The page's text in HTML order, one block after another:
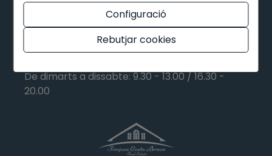
Dilluns: 9.30 - 13.00
De dimarts a dissabte: 9.30 - 13.00 / 16.30 -
20.00
Configuració
Rebutjar cookies